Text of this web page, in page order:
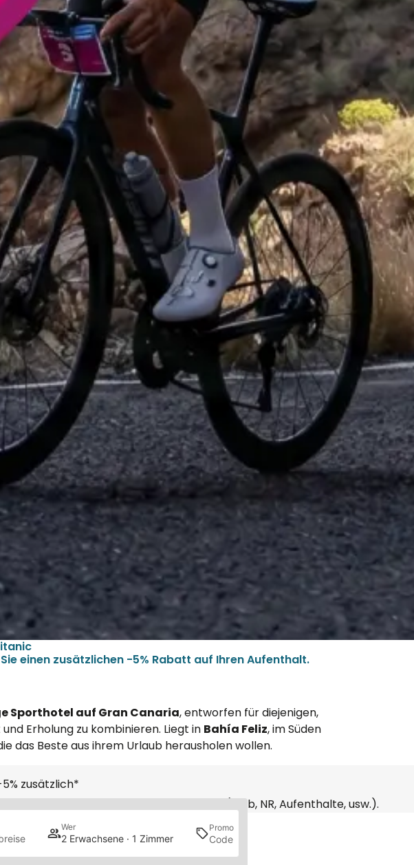
Wer
2 Erwachsene · 1 Zimmer
Promo
einen zusätzlichen -5% Rabatt auf Ihren Aufenthalt.
Sporthotel auf Gran Canaria, entworfen für diejenigen,
Erholung zu kombinieren. Liegt in Bahía Feliz, im Süden
das Beste aus ihrem Urlaub herausholen wollen.
zusätzlich*
mit allen anderen Rabatten (Club, NR, Aufenthalte, usw.).